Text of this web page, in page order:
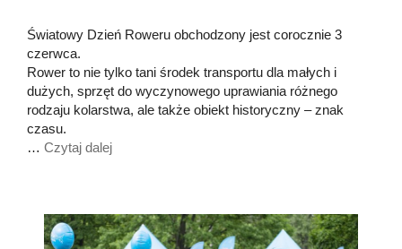
Światowy Dzień Roweru obchodzony jest corocznie 3
czerwca.
Rower to nie tylko tani środek transportu dla małych i
dużych, sprzęt do wyczynowego uprawiania różnego
rodzaju kolarstwa, ale także obiekt historyczny – znak
czasu.
… Czytaj dalej